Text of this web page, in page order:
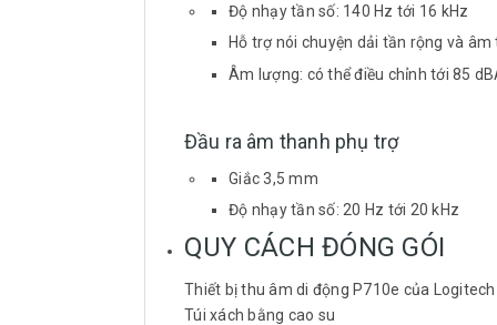
Độ nhạy tần số: 140 Hz tới 16 kHz
Hỗ trợ nói chuyện dải tần rộng và âm
Âm lượng: có thể điều chỉnh tới 85
Đầu ra âm thanh phụ trợ
Giắc 3,5 mm
Độ nhạy tần số: 20 Hz tới 20 kHz
QUY CÁCH ĐÓNG GÓI
Thiết bị thu âm di động P710e của
Túi xách bằng cao su